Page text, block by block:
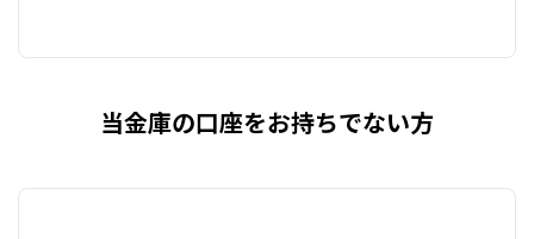
当金庫の口座をお持ちでない方